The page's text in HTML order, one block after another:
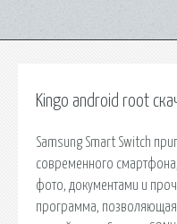
Kingo android root
Samsung Smart Switch
современного
фото, документами и
программа, позволяющая